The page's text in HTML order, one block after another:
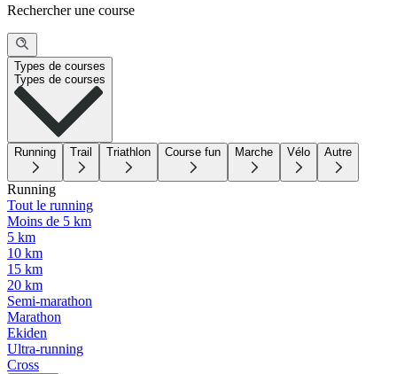
Rechercher une course
Types de courses
Types de courses
Running Trail Triathlon Course fun Marche Vélo Autre
Running
Tout le running
Moins de 5 km
5 km
10 km
15 km
20 km
Semi-marathon
Marathon
Ekiden
Ultra-running
Cross